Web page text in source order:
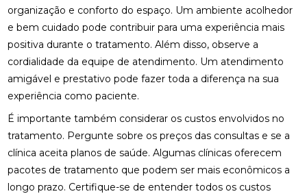
organização e conforto do espaço. Um ambiente acolhedor
e bem cuidado pode contribuir para uma experiência mais
positiva durante o tratamento. Além disso, observe a
cordialidade da equipe de atendimento. Um atendimento
amigável e prestativo pode fazer toda a diferença na sua
experiência como paciente.
É importante também considerar os custos envolvidos no
tratamento. Pergunte sobre os preços das consultas e se a
clínica aceita planos de saúde. Algumas clínicas oferecem
pacotes de tratamento que podem ser mais econômicos a
longo prazo. Certifique-se de entender todos os custos
COMO ESCOLHER A PALMILHA IDEAL PARA PÉ
CHATO E MELHORAR SEU CONFORTO
COMO ESCOLHER O MELHOR ACUPUNTURISTA
PARA SUAS NECESSIDADES DE SAÚDE
COMO ESCOLHER O MELHOR ACUPUNTURISTA
PARA VOCÊ
COMO FUNCIONA A CONSULTA COM UM
ACUPUNTURISTA E O QUE ESPERAR
COMO MELHORAR O ATENDIMENTO DA SUA
CLÍNICA?